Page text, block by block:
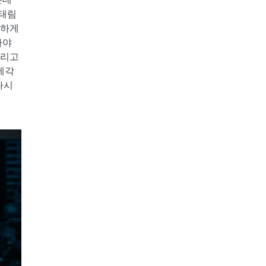
림
게
야
고
각
시